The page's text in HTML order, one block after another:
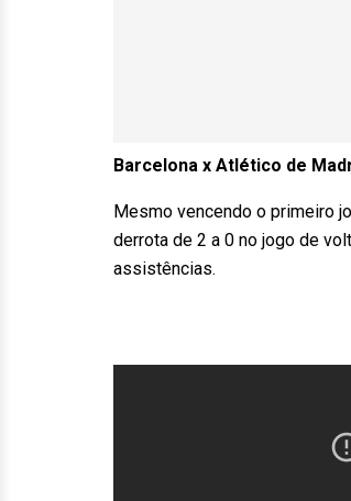
Barcelona x Atlético de
Mesmo vencendo o primeiro
derrota de 2 a 0 no jogo de
assistências.